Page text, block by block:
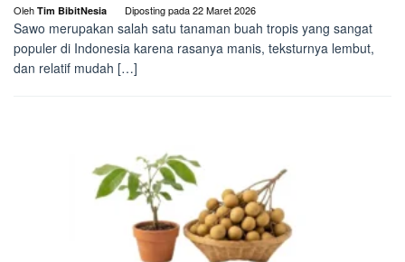
Oleh Tim BibitNesia Diposting pada22 Maret 2026
Sawo merupakan salah satu tanaman buah tropis yang sangat
populer di Indonesia karena rasanya manis, teksturnya lembut,
dan relatif mudah […]